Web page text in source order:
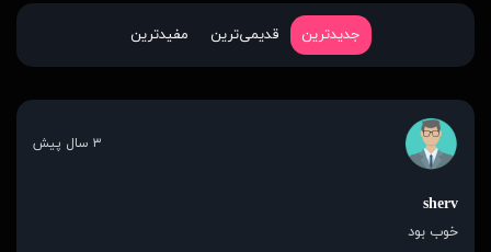
جدیدترین قدیمی‌ترین مفیدترین
sherv
خوب بود
۳ سال پیش